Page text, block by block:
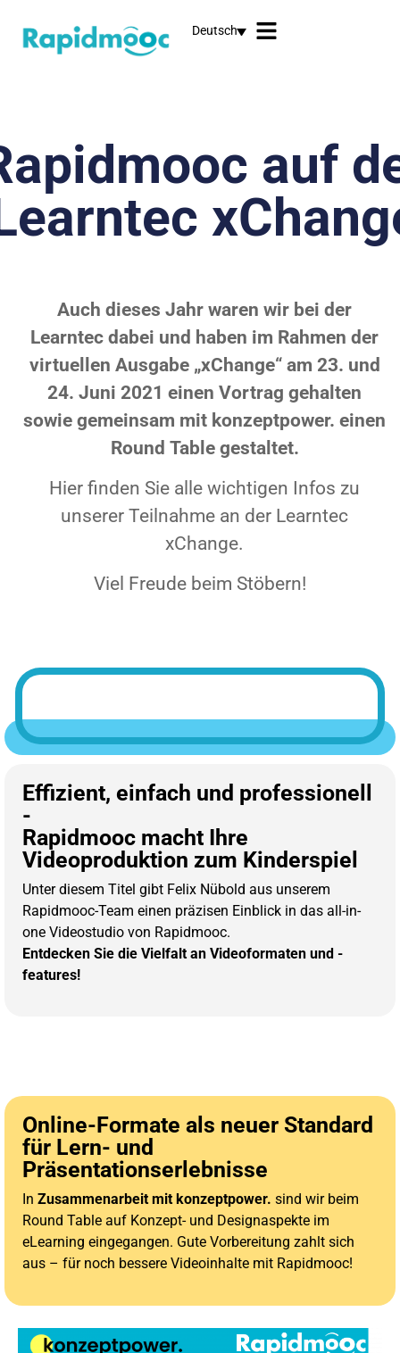
Deutsch
auf
Auch dieses Jahr waren wir bei der
Learntec dabei und haben im Rahmen der
virtuellen Ausgabe „xChange“ am 23. und
24. Juni 2021 einen Vortrag gehalten
sowie gemeinsam mit konzeptpower. einen
Round Table gestaltet.
Hier finden Sie alle wichtigen Infos zu
unserer Teilnahme an der Learntec
xChange.
Viel Freude beim Stöbern!
Effizient, einfach und professionell
-
Rapidmooc macht Ihre
Videoproduktion zum Kinderspiel
Unter diesem Titel gibt Felix Nübold aus unserem
Rapidmooc-Team einen präzisen Einblick in das all-in-
one Videostudio von Rapidmooc.
Entdecken Sie die Vielfalt an Videoformaten und -
features!
Online-Formate als neuer Standard
für Lern- und
Präsentationserlebnisse
In Zusammenarbeit mit konzeptpower. sind wir beim
Round Table auf Konzept- und Designaspekte im
eLearning eingegangen. Gute Vorbereitung zahlt sich
aus – für noch bessere Videoinhalte mit Rapidmooc!